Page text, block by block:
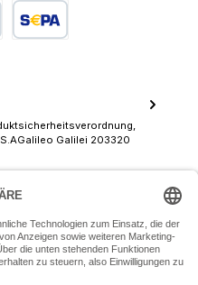
Galilei 203320
Uhr Sa: 9:30 - 16 Uhr)